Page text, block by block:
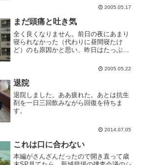
らいつまでも退院できないし、かと言っ
先生に聞いたら「神様が休...
2005.05.17
まだ頭痛と吐き気
全く良くなりません。前日の夜にあまり
寝られなかった（代わりに昼間寝たけ
ど）のも原因かと思い、昨日はたっぷり
ろひどくなった気もします。今の症
我慢できる。・起きあがるとすぐ...
2005.05.22
退院
退院しました。ああ疲れた。あとは抗生
剤を一日三回飲みながら回復を待ちま
す。
2014.07.05
これは口に合わない
本編がさんざんだったので開き直って歳